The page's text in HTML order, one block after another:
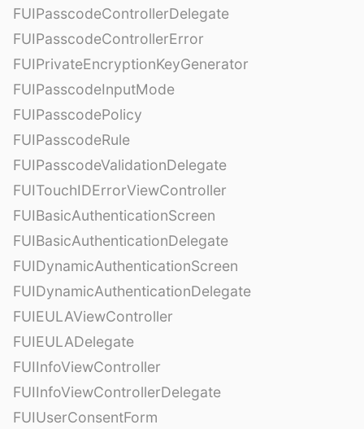
FUIPasscodeControllerDelegate
FUIPasscodeControllerError
FUIPrivateEncryptionKeyGenerator
FUIPasscodeInputMode
FUIPasscodePolicy
FUIPasscodeRule
FUIPasscodeValidationDelegate
FUITouchIDErrorViewController
FUIBasicAuthenticationScreen
FUIBasicAuthenticationDelegate
FUIDynamicAuthenticationScreen
FUIDynamicAuthenticationDelegate
FUIEULAViewController
FUIEULADelegate
FUIInfoViewController
FUIInfoViewControllerDelegate
FUIUserConsentForm